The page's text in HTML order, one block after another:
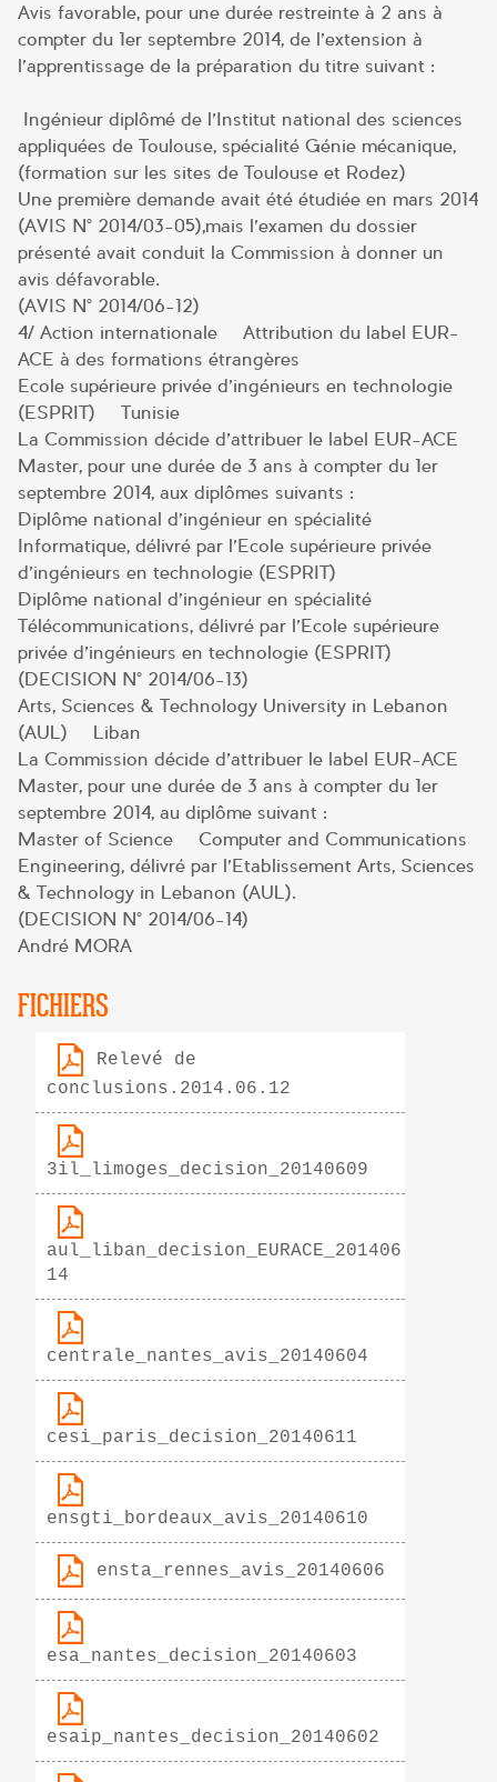
Avis favorable, pour une durée restreinte à 2 ans à
compter du 1er septembre 2014, de l’extension à
l’apprentissage de la préparation du titre suivant :
Ingénieur diplômé de l’Institut national des sciences
appliquées de Toulouse, spécialité Génie mécanique,
(formation sur les sites de Toulouse et Rodez)
Une première demande avait été étudiée en mars 2014
(AVIS N° 2014/03-05),mais l’examen du dossier
présenté avait conduit la Commission à donner un
avis défavorable.
(AVIS N° 2014/06-12)
4/ Action internationale – Attribution du label EUR-
ACE à des formations étrangères
Ecole supérieure privée d’ingénieurs en technologie
(ESPRIT) – Tunisie
La Commission décide d’attribuer le label EUR-ACE
Master, pour une durée de 3 ans à compter du 1er
septembre 2014, aux diplômes suivants :
Diplôme national d’ingénieur en spécialité
Informatique, délivré par l’Ecole supérieure privée
d’ingénieurs en technologie (ESPRIT)
Diplôme national d’ingénieur en spécialité
Télécommunications, délivré par l’Ecole supérieure
privée d’ingénieurs en technologie (ESPRIT)
(DECISION N° 2014/06-13)
Arts, Sciences & Technology University in Lebanon
(AUL) – Liban
La Commission décide d’attribuer le label EUR-ACE
Master, pour une durée de 3 ans à compter du 1er
septembre 2014, au diplôme suivant :
Master of Science – Computer and Communications
Engineering, délivré par l’Etablissement Arts, Sciences
& Technology in Lebanon (AUL).
(DECISION N° 2014/06-14)
André MORA
FICHIERS
Relevé de
conclusions.2014.06.12
3il_limoges_decision_20140609
aul_liban_decision_EURACE_201406
14
centrale_nantes_avis_20140604
cesi_paris_decision_20140611
ensgti_bordeaux_avis_20140610
ensta_rennes_avis_20140606
esa_nantes_decision_20140603
esaip_nantes_decision_20140602